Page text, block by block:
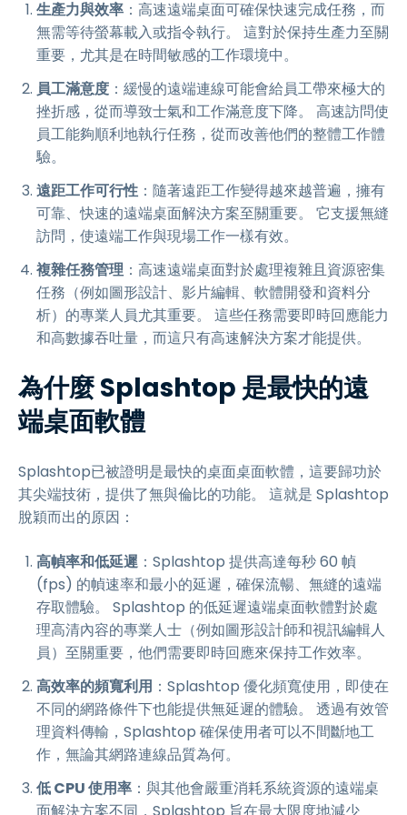
生產力與效率 ：高速遠端桌面可確保快速完成任務，而
無需等待螢幕載入或指令執行。 這對於保持生產力至關
重要，尤其是在時間敏感的工作環境中。
員工滿意度 ：緩慢的遠端連線可能會給員工帶來極大的
挫折感，從而導致士氣和工作滿意度下降。 高速訪問使
員工能夠順利地執行任務，從而改善他們的整體工作體
驗。
遠距工作可行性 ：隨著遠距工作變得越來越普遍，擁有
可靠、快速的遠端桌面解決方案至關重要。 它支援無縫
訪問，使遠端工作與現場工作一樣有效。
複雜任務管理 ：高速遠端桌面對於處理複雜且資源密集
任務（例如圖形設計、影片編輯、軟體開發和資料分
析）的專業人員尤其重要。 這些任務需要即時回應能力
和高數據吞吐量，而這只有高速解決方案才能提供。
為什麼 Splashtop 是最快的遠
端桌面軟體
Splashtop已被證明是最快的桌面桌面軟體，這要歸功於
其尖端技術，提供了無與倫比的功能。 這就是 Splashtop
脫穎而出的原因：
高幀率和低延遲 ：Splashtop 提供高達每秒 60 幀
(fps) 的幀速率和最小的延遲，確保流暢、無縫的遠端
存取體驗。 Splashtop 的低延遲遠端桌面軟體對於處
理高清內容的專業人士（例如圖形設計師和視訊編輯人
員）至關重要，他們需要即時回應來保持工作效率。
高效率的頻寬利用 ：Splashtop 優化頻寬使用，即使在
不同的網路條件下也能提供無延遲的體驗。 透過有效管
理資料傳輸，Splashtop 確保使用者可以不間斷地工
作，無論其網路連線品質為何。
低 CPU 使用率 ：與其他會嚴重消耗系統資源的遠端桌